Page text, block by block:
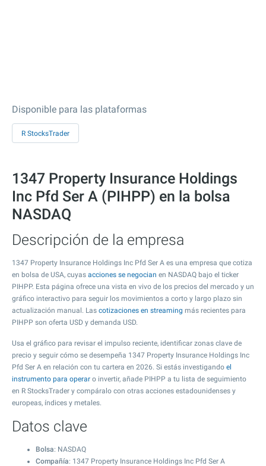
Disponible para las plataformas
R StocksTrader
1347 Property Insurance Holdings
Inc Pfd Ser A (PIHPP) en la bolsa
NASDAQ
Descripción de la empresa
1347 Property Insurance Holdings Inc Pfd Ser A es una empresa que cotiza
en bolsa de USA, cuyas acciones se negocian en NASDAQ bajo el ticker
PIHPP. Esta página ofrece una vista en vivo de los precios del mercado y un
gráfico interactivo para seguir los movimientos a corto y largo plazo sin
actualización manual. Las cotizaciones en streaming más recientes para
PIHPP son oferta USD y demanda USD.
Usa el gráfico para revisar el impulso reciente, identificar zonas clave de
precio y seguir cómo se desempeña 1347 Property Insurance Holdings Inc
Pfd Ser A en relación con tu cartera en 2026. Si estás investigando el
instrumento para operar o invertir, añade PIHPP a tu lista de seguimiento
en R StocksTrader y compáralo con otras acciones estadounidenses y
europeas, índices y metales.
Datos clave
Bolsa: NASDAQ
Compañía: 1347 Property Insurance Holdings Inc Pfd Ser A